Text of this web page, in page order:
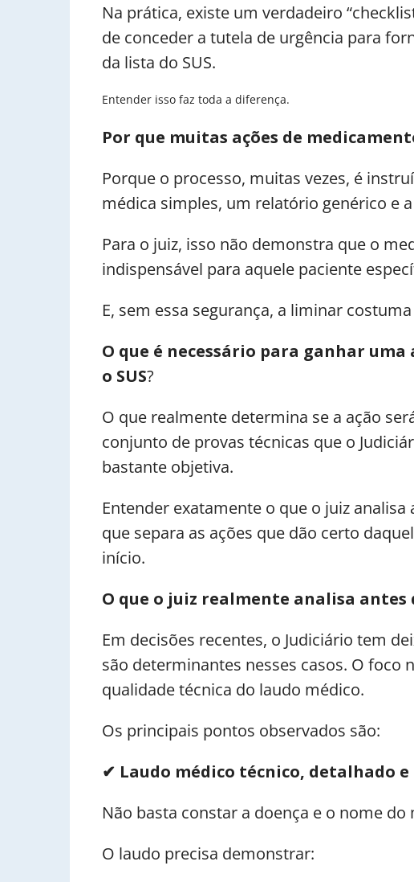
Na prática, existe um verdadeiro
de conceder a tutela de urgência para
da lista do SUS.
Entender isso faz toda a diferença.
Por que muitas ações de
Porque o processo, muitas vezes, é
médica simples, um relatório genérico e a
Para o juiz, isso não demonstra que o
indispensável para aquele paciente
E, sem essa segurança, a liminar
O que é necessário para ganhar
o SUS?
O que realmente determina se a ação
conjunto de provas técnicas que o
bastante objetiva.
Entender exatamente o que o juiz
que separa as ações que dão certo
início.
O que o juiz realmente analisa
Em decisões recentes, o Judiciário tem
são determinantes nesses casos. O foco
qualidade técnica do laudo médico.
Os principais pontos observados são:
✔ Laudo médico técnico, detalhado
Não basta constar a doença e o nome
O laudo precisa demonstrar: